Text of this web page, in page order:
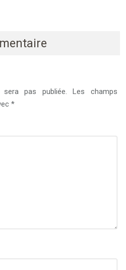
pas publiée.
Les champs
*